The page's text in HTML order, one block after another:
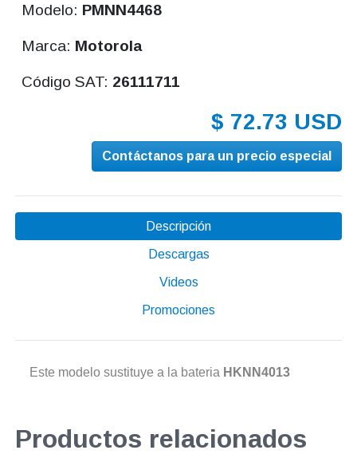
Modelo: PMNN4468
Marca: Motorola
Código SAT: 26111711
$ 72.73 USD
Contáctanos para un precio especial
Descripción
Descargas
Videos
Promociones
Este modelo sustituye a la bateria HKNN4013
Productos relacionados